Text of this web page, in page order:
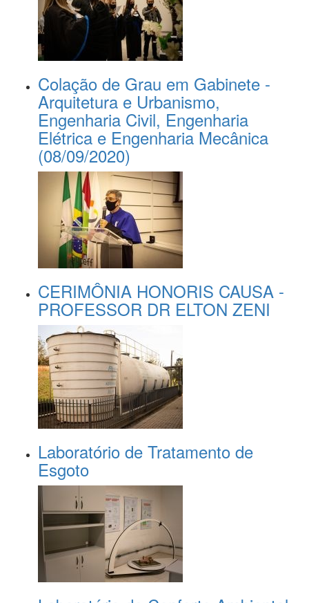
Colação de Grau em Gabinete -
Arquitetura e Urbanismo,
Engenharia Civil, Engenharia
Elétrica e Engenharia Mecânica
(08/09/2020)
CERIMÔNIA HONORIS CAUSA -
PROFESSOR DR ELTON ZENI
Laboratório de Tratamento de
Esgoto